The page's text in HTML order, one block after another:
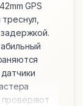
GPS
проверяют